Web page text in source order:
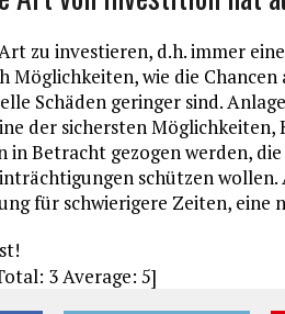
zu investieren, d.h. immer
Möglichkeiten, wie die
Schäden geringer sind.
der sichersten
in Betracht gezogen werden,
schützen
für schwierigere Zeiten, eine
3 Average: 5]